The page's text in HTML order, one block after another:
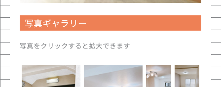
写真ギャラリー
写真をクリックすると拡大できます